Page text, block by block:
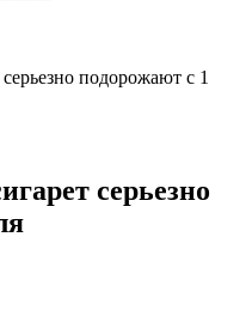
подорожают с 1
серьезно